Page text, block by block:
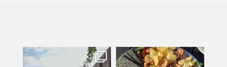
kullanslycka
kullanslycka
Jul 29